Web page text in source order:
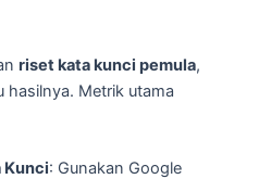
riset kata kunci pemula,
hasilnya. Metrik utama
Kunci: Gunakan Google